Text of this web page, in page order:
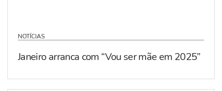
NOTÍCIAS
Janeiro arranca com “Vou ser mãe em 2025”